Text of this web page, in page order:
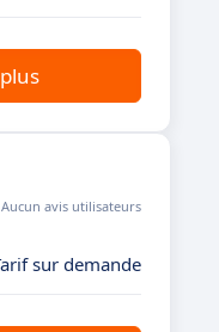
Aucun avis utilisateurs
sur demande